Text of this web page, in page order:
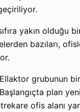
yakın
bazıları,
grubunun
plan
ofis alanı